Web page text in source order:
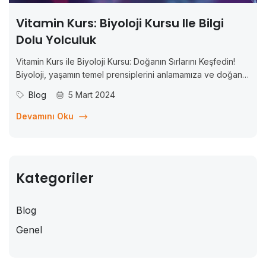
Vitamin Kurs: Biyoloji Kursu Ile Bilgi
Dolu Yolculuk
Vitamin Kurs ile Biyoloji Kursu: Doğanın Sırlarını Keşfedin!
Biyoloji, yaşamın temel prensiplerini anlamamıza ve doğanın
Eğer doğanın çeşitliliğini keşfetmek ve biyolojinin
derinliklerine inmek istiyorsanız, Vitamin Kurs ile biyoloji
Blog 5 Mart 2024
Devamını Oku
Kategoriler
Blog
Genel